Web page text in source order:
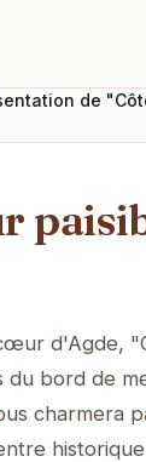
de
d'Agde,
du bord de
charmera